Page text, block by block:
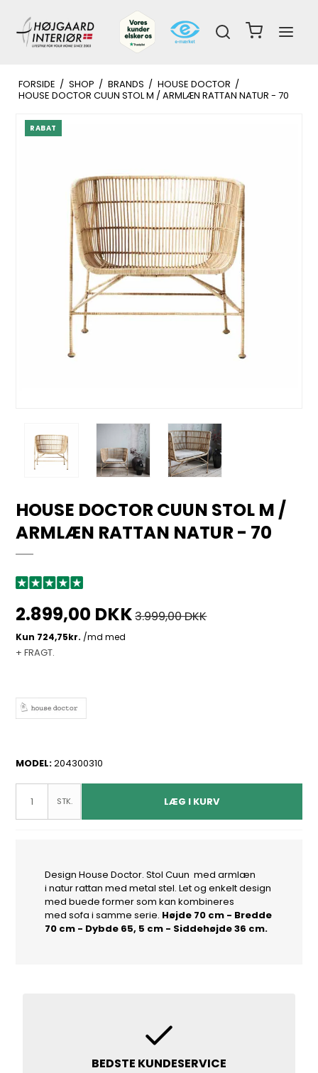
FORSIDE / SHOP / BRANDS / HOUSE DOCTOR /
HOUSE DOCTOR CUUN STOL M / ARMLÆN RATTAN NATUR - 70
RABAT
HOUSE DOCTOR CUUN STOL M /
ARMLÆN RATTAN NATUR - 70
2.899,00 DKK3.999,00 DKK
+ FRAGT.
MODEL:204300310
STK. LÆG I KURV
Design House Doctor. Stol Cuun med armlæn
i natur rattan med metal stel. Let og enkelt design
med buede former som kan kombineres
med sofa i samme serie. Højde 70 cm - Bredde
70 cm - Dybde 65, 5 cm - Siddehøjde 36 cm.
BEDSTE KUNDESERVICE